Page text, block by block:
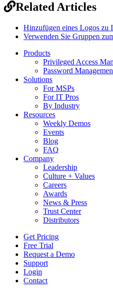
Related Articles
Hinzufügen eines Logos zu
Verwenden Sie Gruppen
Products
Privileged Access
Password
Solutions
For MSPs
For IT Pros
By Industry
Resources
Weekly Demos
Events
Blog
FAQ
Company
Leadership
Culture + Values
Careers
Awards
News & Press
Trust Center
Distributors
Get Pricing
Free Trial
Request a Demo
Support
Login
Contact